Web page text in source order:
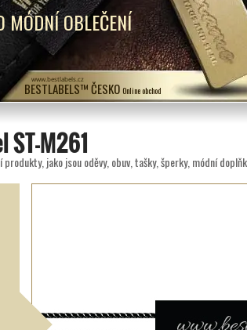
BESTLABELS™ ČESKO Online obchod
www.bestlabels.cz
MÓDNÍ OBLEČENÍ
ST-M261
jako jsou oděvy, obuv, tašky, šperky, módní